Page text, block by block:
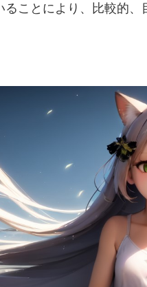
ことにより、比較的